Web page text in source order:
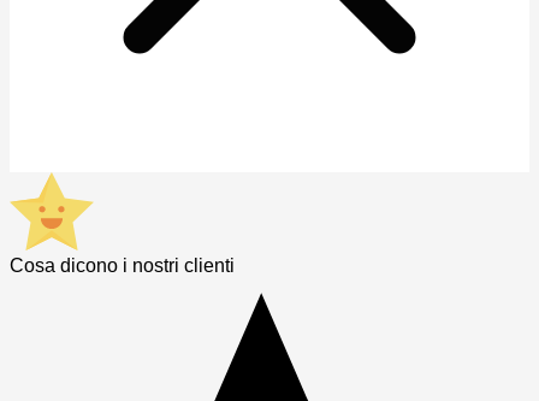
Cosa dicono i nostri clienti